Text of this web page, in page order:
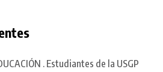
. Estudiantes de la USGP